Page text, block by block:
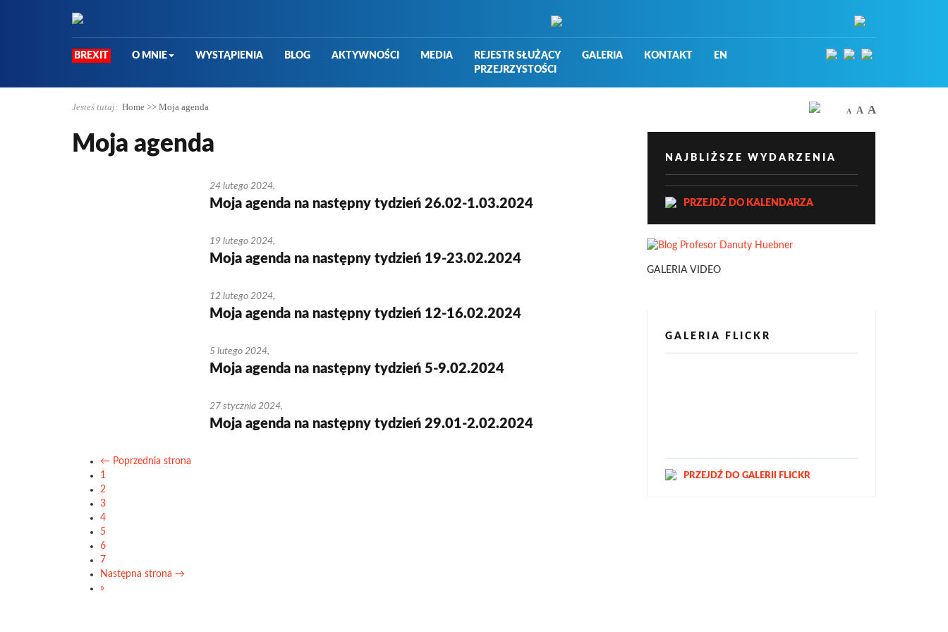
BREXIT O MNIE WYSTĄPIENIA BLOG AKTYWNOŚCI MEDIA
REJESTR SŁUŻĄCY
PRZEJRZYSTOŚCI
GALERIA KONTAKT EN
Jesteś tutaj: Home >> Moja agenda A A A
Moja agenda
24 lutego 2024,
Moja agenda na następny tydzień 26.02-1.03.2024
19 lutego 2024,
Moja agenda na następny tydzień 19-23.02.2024
12 lutego 2024,
Moja agenda na następny tydzień 12-16.02.2024
5 lutego 2024,
Moja agenda na następny tydzień 5-9.02.2024
27 stycznia 2024,
Moja agenda na następny tydzień 29.01-2.02.2024
← Poprzednia strona
1
2
3
4
5
6
7
Następna strona →
»
NAJBLIŻSZE WYDARZENIA
PRZEJDŹ DO KALENDARZA
GALERIA VIDEO
GALERIA FLICKR
PRZEJDŹ DO GALERII FLICKR